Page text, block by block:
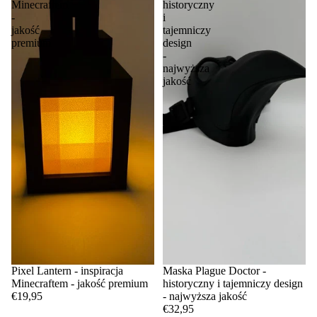
Minecraftem
-
jakość
premium
Pixel Lantern - inspiracja
Minecraftem - jakość premium
€19,95
historyczny
i
tajemniczy
design
-
najwyższa
jakość
Maska Plague Doctor -
historyczny i tajemniczy design
- najwyższa jakość
€32,95